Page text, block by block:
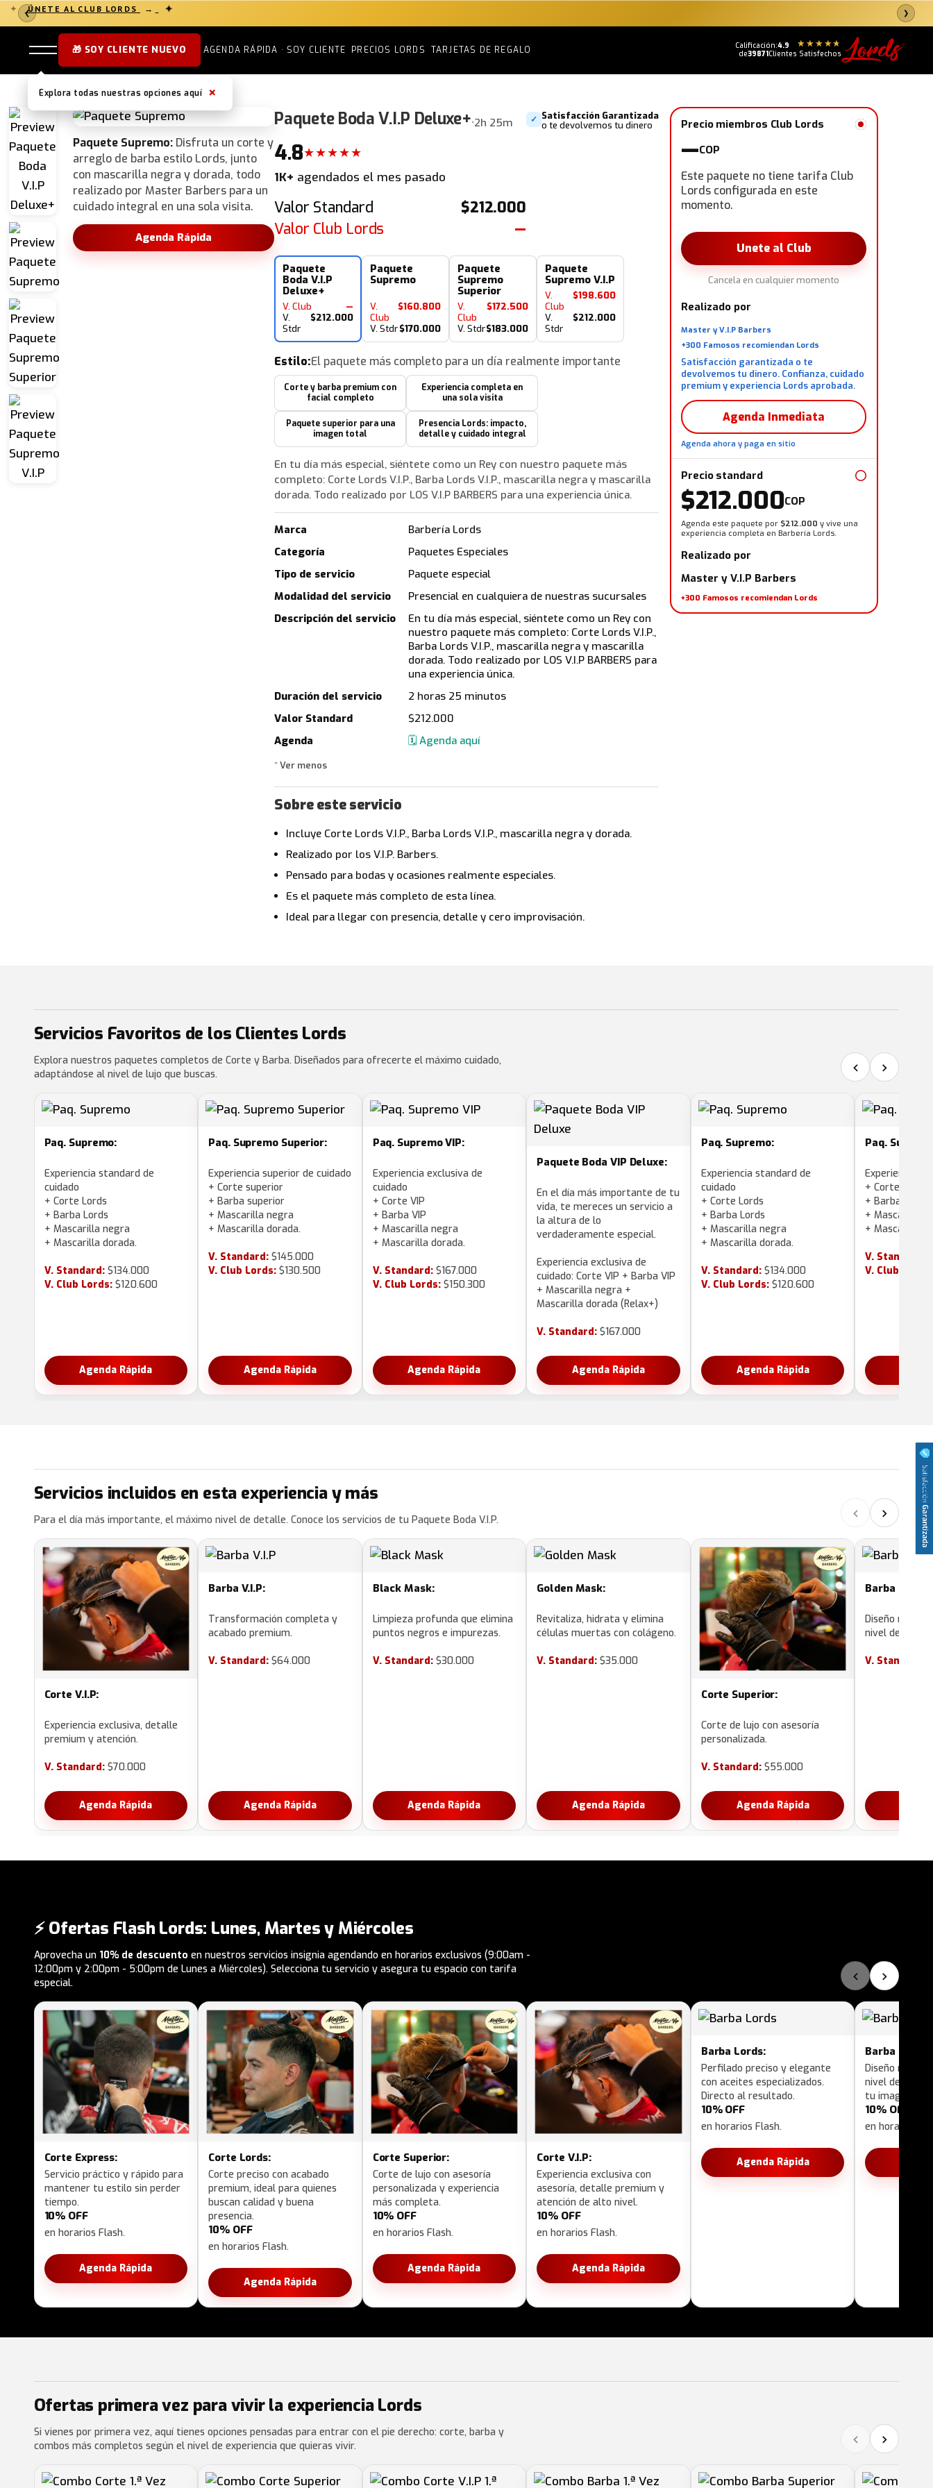
❮ ❯
✦ ÚNETE AL CLUB LORDS → ✦
Explora todas nuestras opciones aquí ×
🎁 SOY CLIENTE NUEVO AGENDA RÁPIDA · SOY CLIENTE PRECIOS LORDS TARJETAS DE REGALO Calificación:4.9
de39871Clientes Satisfechos
Paquete Supremo: Disfruta un corte y
arreglo de barba estilo Lords, junto
con mascarilla negra y dorada, todo
realizado por Master Barbers para un
cuidado integral en una sola visita.
Agenda Rápida
Paquete Boda V.I.P Deluxe+•2h 25m
4.8★★★★★
1K+ agendados el mes pasado
Valor Standard
$212.000
Valor Club Lords
—
✓ Satisfacción Garantizada
o te devolvemos tu dinero
Paquete
Boda V.I.P
Deluxe+
V. Club
—
V.
Stdr
$212.000
Paquete
Supremo
V.
Club
$160.800
V. Stdr$170.000
Paquete
Supremo
Superior
V.
Club
$172.500
V. Stdr$183.000
Paquete
Supremo V.I.P
V.
Club
$198.600
V.
Stdr
$212.000
Estilo:El paquete más completo para un día realmente importante
Corte y barba premium con
facial completo
Experiencia completa en
una sola visita
Paquete superior para una
imagen total
Presencia Lords: impacto,
detalle y cuidado integral
En tu día más especial, siéntete como un Rey con nuestro paquete más
completo: Corte Lords V.I.P., Barba Lords V.I.P., mascarilla negra y mascarilla
dorada. Todo realizado por LOS V.I.P BARBERS para una experiencia única.
Marca
Barbería Lords
Categoría
Paquetes Especiales
Tipo de servicio
Paquete especial
Modalidad del servicio
Presencial en cualquiera de nuestras sucursales
Descripción del servicio
En tu día más especial, siéntete como un Rey con
nuestro paquete más completo: Corte Lords V.I.P.,
Barba Lords V.I.P., mascarilla negra y mascarilla
dorada. Todo realizado por LOS V.I.P BARBERS para
una experiencia única.
Duración del servicio
2 horas 25 minutos
Valor Standard
$212.000
Agenda
🗓️ Agenda aquí
^ Ver menos
Sobre este servicio
Incluye Corte Lords V.I.P., Barba Lords V.I.P., mascarilla negra y dorada.
Realizado por los V.I.P. Barbers.
Pensado para bodas y ocasiones realmente especiales.
Es el paquete más completo de esta línea.
Ideal para llegar con presencia, detalle y cero improvisación.
Precio miembros Club Lords
—COP
Este paquete no tiene tarifa Club
Lords configurada en este
momento.
Unete al Club
Cancela en cualquier momento
Realizado por
Master y V.I.P Barbers
+300 Famosos recomiendan Lords
Satisfacción garantizada o te
devolvemos tu dinero. Confianza, cuidado
premium y experiencia Lords aprobada.
Agenda Inmediata
Agenda ahora y paga en sitio
Precio standard
$212.000COP
Agenda este paquete por $212.000 y vive una
experiencia completa en Barbería Lords.
Realizado por
Master y V.I.P Barbers
+300 Famosos recomiendan Lords
Servicios Favoritos de los Clientes Lords
Explora nuestros paquetes completos de Corte y Barba. Diseñados para ofrecerte el máximo cuidado,
adaptándose al nivel de lujo que buscas.
‹ ›
Paq. Supremo:
Experiencia standard de
cuidado
+ Corte Lords
+ Barba Lords
+ Mascarilla negra
+ Mascarilla dorada.
V. Standard:$134.000
V. Club Lords:$120.600
Agenda Rápida
Paq. Supremo Superior:
Experiencia superior de cuidado
+ Corte superior
+ Barba superior
+ Mascarilla negra
+ Mascarilla dorada.
V. Standard: $145.000
V. Club Lords: $130.500
Agenda Rápida
Paq. Supremo VIP:
Experiencia exclusiva de
cuidado
+ Corte VIP
+ Barba VIP
+ Mascarilla negra
+ Mascarilla dorada.
V. Standard:$167.000
V. Club Lords:$150.300
Agenda Rápida
Paquete Boda VIP Deluxe:
En el día más importante de tu
vida, te mereces un servicio a
la altura de lo
verdaderamente especial.
Experiencia exclusiva de
cuidado: Corte VIP + Barba VIP
+ Mascarilla negra +
Mascarilla dorada (Relax+)
V. Standard: $167.000
Agenda Rápida
Paq. Supremo:
Experiencia standard de
cuidado
+ Corte Lords
+ Barba Lords
+ Mascarilla negra
+ Mascarilla dorada.
V. Standard:$134.000
V. Club Lords:$120.600
Agenda Rápida
Paq.
Experiencia
+ Corte
+ Barba
+ Mascarilla
+ Mascarilla
V. Standard:
V. Club Lords:
Servicios incluidos en esta experiencia y más
Para el día más importante, el máximo nivel de detalle. Conoce los servicios de tu Paquete Boda V.I.P. ‹ ›
Corte V.I.P:
Experiencia exclusiva, detalle
premium y atención.
V. Standard:$70.000
Agenda Rápida
Barba V.I.P:
Transformación completa y
acabado premium.
V. Standard: $64.000
Agenda Rápida
Black Mask:
Limpieza profunda que elimina
puntos negros e impurezas.
V. Standard:$30.000
Agenda Rápida
Golden Mask:
Revitaliza, hidrata y elimina
células muertas con colágeno.
V. Standard: $35.000
Agenda Rápida
Corte Superior:
Corte de lujo con asesoría
personalizada.
V. Standard:$55.000
Agenda Rápida
Barba
Diseño más
nivel de
V. Standard:
⚡ Ofertas Flash Lords: Lunes, Martes y Miércoles
Aprovecha un 10% de descuento en nuestros servicios insignia agendando en horarios exclusivos (9:00am -
12:00pm y 2:00pm - 5:00pm de Lunes a Miércoles). Selecciona tu servicio y asegura tu espacio con tarifa
especial.
‹ ›
Corte Express:
Servicio práctico y rápido para
mantener tu estilo sin perder
tiempo.
10% OFF
en horarios Flash.
Agenda Rápida
Corte Lords:
Corte preciso con acabado
premium, ideal para quienes
buscan calidad y buena
presencia.
10% OFF
en horarios Flash.
Agenda Rápida
Corte Superior:
Corte de lujo con asesoría
personalizada y experiencia
más completa.
10% OFF
en horarios Flash.
Agenda Rápida
Corte V.I.P:
Experiencia exclusiva con
asesoría, detalle premium y
atención de alto nivel.
10% OFF
en horarios Flash.
Agenda Rápida
Barba Lords:
Perfilado preciso y elegante
con aceites especializados.
Directo al resultado.
10% OFF
en horarios Flash.
Agenda Rápida
Barba
Diseño más
nivel de
tu imagen.
10% OFF
en horarios
Ofertas primera vez para vivir la experiencia Lords
Si vienes por primera vez, aquí tienes opciones pensadas para entrar con el pie derecho: corte, barba y
combos más completos según el nivel de experiencia que quieras vivir.
‹ ›